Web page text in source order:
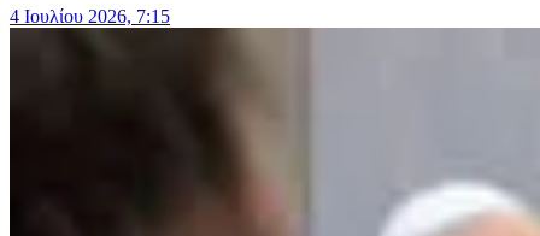
4 Ιουλίου 2026, 7:15